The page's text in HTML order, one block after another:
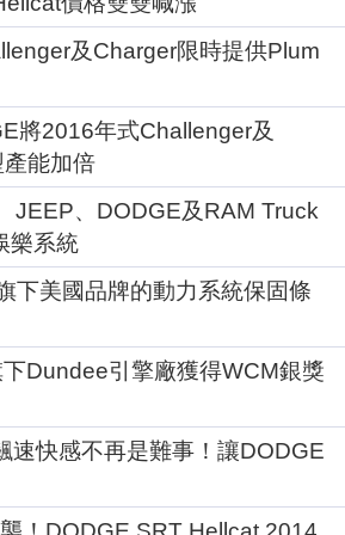
及Charger限時提供Plum
將2016年式Challenger及
能加倍
JEEP、DODGE及RAM Truck
樂系統
下美國品牌的動力系統保固條
Dundee引擎廠獲得WCM銀獎
速快感不再是難事！讓DODGE